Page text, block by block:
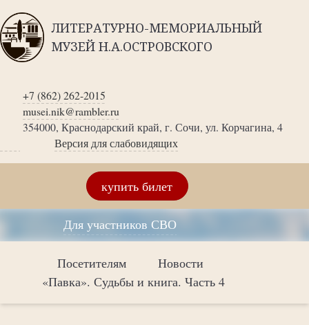
ЛИТЕРАТУРНО-МЕМОРИАЛЬНЫЙ
МУЗЕЙ Н.А.ОСТРОВСКОГО
+7 (862) 262-2015
musei.nik@rambler.ru
354000, Краснодарский край, г. Сочи, ул. Корчагина, 4
Версия для слабовидящих
купить билет
Для участников СВО
Посетителям
Новости
«Павка». Судьбы и книга. Часть 4